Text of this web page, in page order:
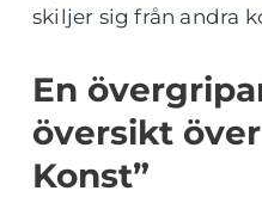
skiljer sig från andra
En
översikt
Konst”